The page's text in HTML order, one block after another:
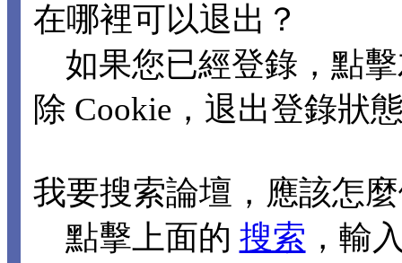
在哪裡可以退出？
如果您已經登錄，點
除 Cookie，退出登錄狀
我要搜索論壇，應該怎
點擊上面的 搜索 ，輸